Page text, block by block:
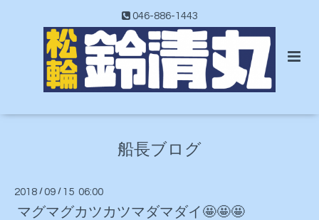
046-886-1443
船長ブログ
2018 / 09 / 15 06:00
マグマグカツカツマダマダイ🤩🤩🤩